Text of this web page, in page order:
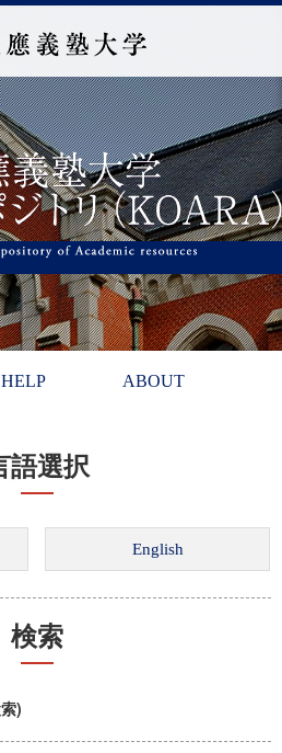
HELP ABOUT
語選択
検索
)